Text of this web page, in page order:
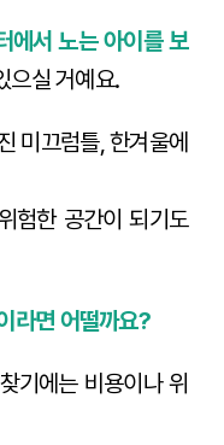
에서 노는 아이를 보
으실 거예요.
미끄럼틀, 한겨울에
험한 공간이 되기도
라면 어떨까요?
기에는 비용이나 위